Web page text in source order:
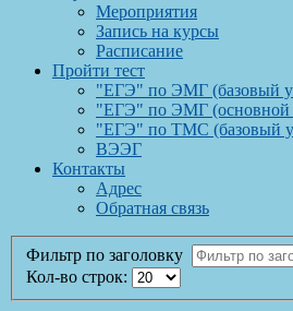
Мероприятия
Запись на курсы
Расписание
Пройти тест
"ЕГЭ" по ЭМГ (базовый
"ЕГЭ" по ЭМГ (основной
"ЕГЭ" по ТМС (базовый
ВЭЭГ
Контакты
Адрес
Обратная связь
Фильтр по заголовку
Кол-во строк: